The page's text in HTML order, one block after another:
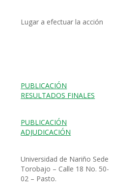
Lugar a efectuar la acción
PUBLICACIÓN
RESULTADOS FINALES
PUBLICACIÓN
ADJUDICACIÓN
Universidad de Nariño Sede
Torobajo – Calle 18 No. 50-
02 – Pasto.